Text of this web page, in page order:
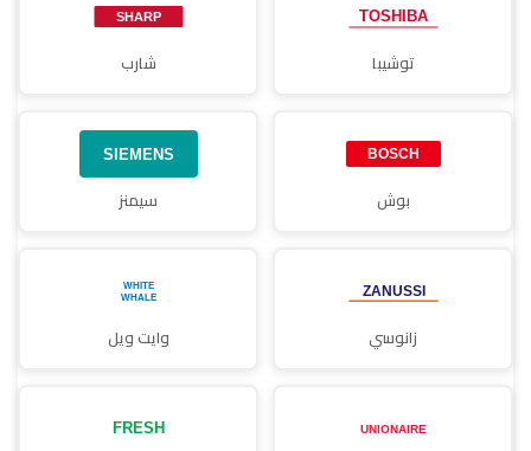
توشيبا شارب
بوش سيمنز
زانوسي وايت ويل